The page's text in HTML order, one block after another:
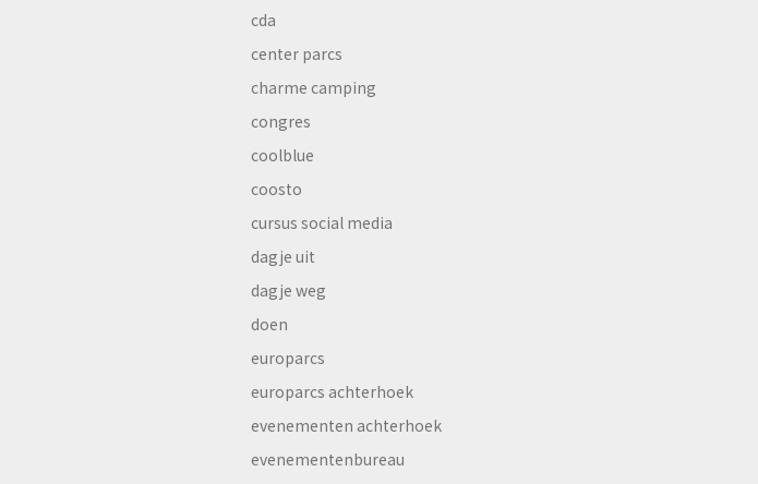
cda
center parcs
charme camping
congres
coolblue
coosto
cursus social media
dagje uit
dagje weg
doen
europarcs
europarcs achterhoek
evenementen achterhoek
evenementenbureau